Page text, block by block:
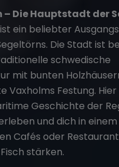
– Die Hauptstadt der
ein beliebter
Die Stadt ist
schwedische
mit bunten
Vaxholms Festung.
Geschichte der
und dich in
Cafés oder
stärken.